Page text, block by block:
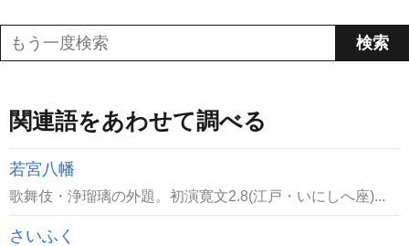
関連語をあわせて調べる
若宮八幡
歌舞伎・浄瑠璃の外題。初演寛文2.8(江戸・いにしへ座)...
さいふく